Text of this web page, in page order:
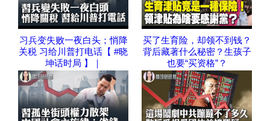
习兵变失败一夜白头；悄降
关税 习给川普打电话【 #晓
坤话时局 】｜
买了生育险，却领不到钱？
背后藏著什么秘密？生孩子
也要“买资格”？